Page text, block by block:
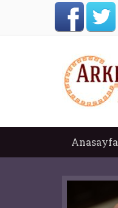
Anasayfa